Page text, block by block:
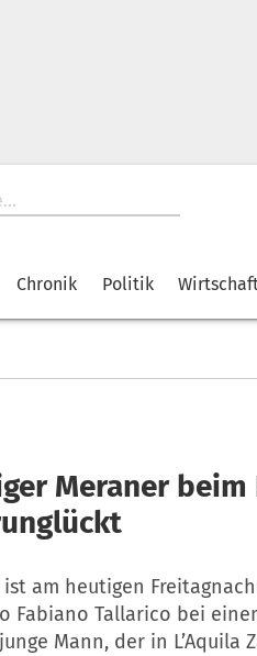
Chronik Politik
Meraner
ist am heutigen
Fabiano Tallarico bei
Mann, der in L’Aquila